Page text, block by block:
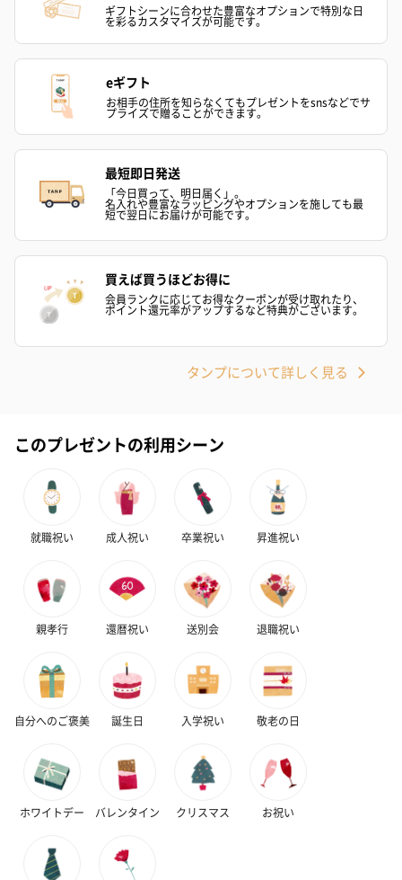
かき氷入浴剤4点セット
（ブルー）（748円）
（イエロー）（748円）
【Thank you
ハンドタオル・ハンカチ
ンク）（1,760円）
ルー）（1,760円）
キャンドル・お香
ンセンススティック
（END）（880円）
ンセンススティック
（St.OSMANTHUS）
（880円）
ギフトシーンに合わせた豊富なオプションで特別な日
を彩るカスタマイズが可能です。
eギフト
お相手の住所を知らなくてもプレゼントをsnsなどでサ
プライズで贈ることができます。
最短即日発送
「今日買って、明日届く」。
名入れや豊富なラッピングやオプションを施しても最
短で翌日にお届けが可能です。
買えば買うほどお得に
会員ランクに応じてお得なクーポンが受け取れたり、
ポイント還元率がアップするなど特典がございます。
タンプについて詳しく見る
このプレゼントの利用シーン
就職祝い 成人祝い 卒業祝い 昇進祝い
親孝行 還暦祝い 送別会 退職祝い
自分へのご褒美 誕生日 入学祝い 敬老の日
ホワイトデー バレンタイン クリスマス お祝い